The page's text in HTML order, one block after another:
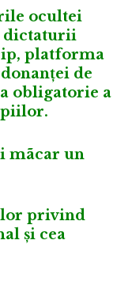
ocultei
dictaturii
platforma
de
obligatorie a
mãcar un
privind
și cea